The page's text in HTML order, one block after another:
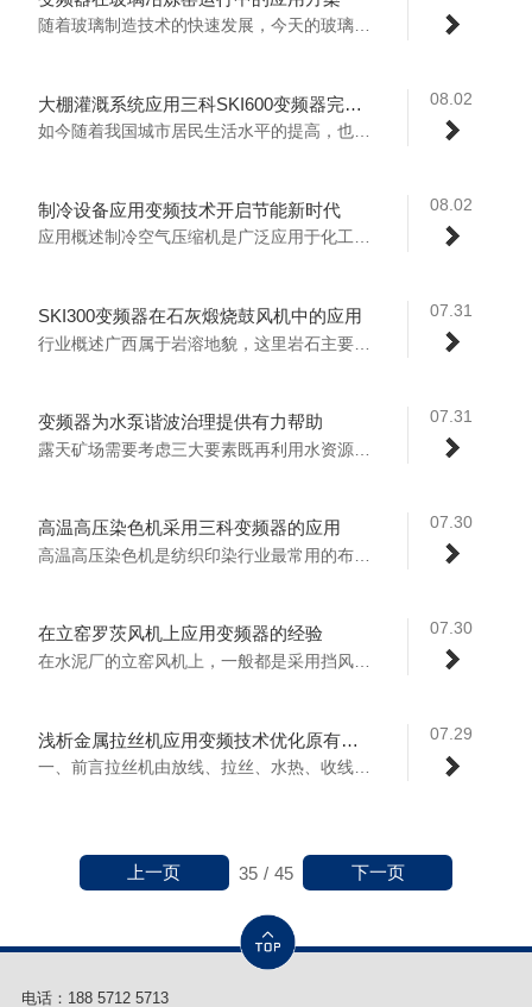
随着玻璃制造技术的快速发展，今天的玻璃材...
08.02
大棚灌溉系统应用三科SKI600变频器完成自动化改进方案
如今随着我国城市居民生活水平的提高，也开...
08.02
制冷设备应用变频技术开启节能新时代
应用概述制冷空气压缩机是广泛应用于化工、...
07.31
SKI300变频器在石灰煅烧鼓风机中的应用
行业概述广西属于岩溶地貌，这里岩石主要成...
07.31
变频器为水泵谐波治理提供有力帮助
露天矿场需要考虑三大要素既再利用水资源，...
07.30
高温高压染色机采用三科变频器的应用
高温高压染色机是纺织印染行业最常用的布匹...
07.30
在立窑罗茨风机上应用变频器的经验
在水泥厂的立窑风机上，一般都是采用挡风板...
07.29
浅析金属拉丝机应用变频技术优化原有应用系统提升自动化水平
一、前言拉丝机由放线、拉丝、水热、收线、...
35 / 45
上一页 下一页
电话： 188 5712 5713